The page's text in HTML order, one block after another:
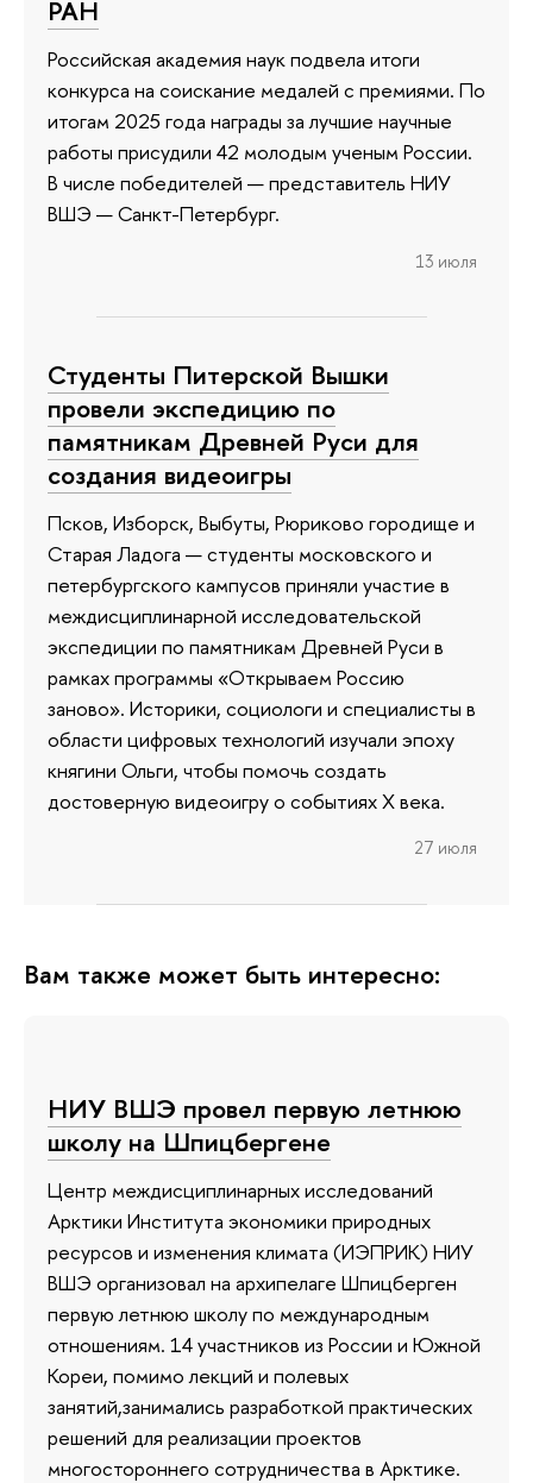
РАН
Российская академия наук подвела итоги
конкурса на соискание медалей с премиями. По
итогам 2025 года награды за лучшие научные
работы присудили 42 молодым ученым России.
В числе победителей — представитель НИУ
ВШЭ — Санкт-Петербург.
13 июля
Студенты Питерской Вышки
провели экспедицию по
памятникам Древней Руси для
создания видеоигры
Псков, Изборск, Выбуты, Рюриково городище и
Старая Ладога — студенты московского и
петербургского кампусов приняли участие в
междисциплинарной исследовательской
экспедиции по памятникам Древней Руси в
рамках программы «Открываем Россию
заново». Историки, социологи и специалисты в
области цифровых технологий изучали эпоху
княгини Ольги, чтобы помочь создать
достоверную видеоигру о событиях X века.
27 июля
Вам также может быть интересно:
НИУ ВШЭ провел первую летнюю
школу на Шпицбергене
Центр междисциплинарных исследований
Арктики Института экономики природных
ресурсов и изменения климата (ИЭПРИК) НИУ
ВШЭ организовал на архипелаге Шпицберген
первую летнюю школу по международным
отношениям. 14 участников из России и Южной
Кореи, помимо лекций и полевых
занятий,занимались разработкой практических
решений для реализации проектов
многостороннего сотрудничества в Арктике.